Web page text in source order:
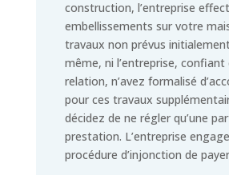
construction, l’entreprise
embellissements sur votre
travaux non prévus
même, ni l’entreprise,
relation, n’avez formalisé
pour ces travaux
décidez de ne régler qu’une
prestation. L’entreprise
procédure d’injonction de